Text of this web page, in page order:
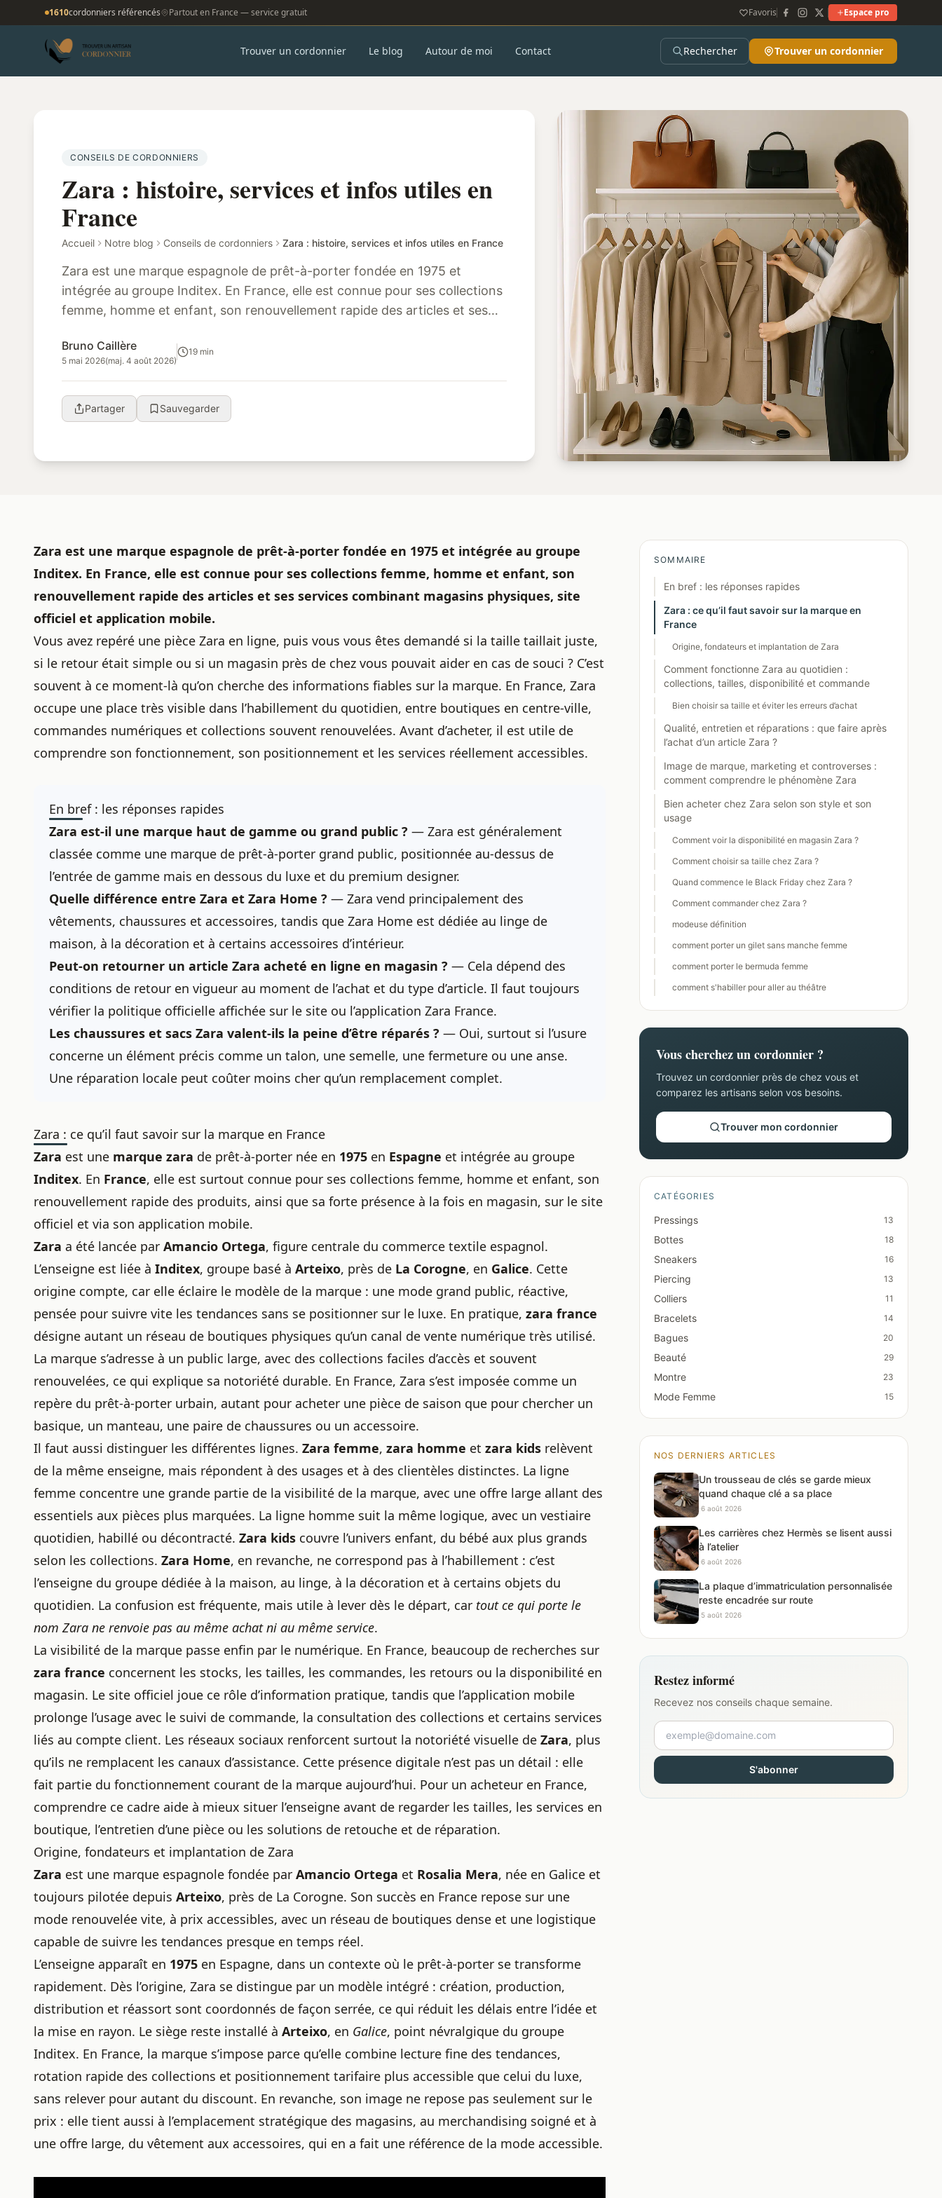
1610cordonniers référencés Partout en France — service gratuit Favoris Espace pro
Trouver un cordonnier Le blog Autour de moi Contact Rechercher Trouver un cordonnier
CONSEILS DE CORDONNIERS
Zara : histoire, services et infos utiles en
France
Accueil Notre blog Conseils de cordonniers Zara : histoire, services et infos utiles en France
Zara est une marque espagnole de prêt-à-porter fondée en 1975 et
intégrée au groupe Inditex. En France, elle est connue pour ses collections
femme, homme et enfant, son renouvellement rapide des articles et ses
Bruno Caillère
5 mai 2026(maj. 4 août 2026)
19 min
Partager Sauvegarder
Zara est une marque espagnole de prêt-à-porter fondée en 1975 et intégrée au groupe
Inditex. En France, elle est connue pour ses collections femme, homme et enfant, son
renouvellement rapide des articles et ses services combinant magasins physiques, site
officiel et application mobile.
Vous avez repéré une pièce Zara en ligne, puis vous vous êtes demandé si la taille taillait juste,
si le retour était simple ou si un magasin près de chez vous pouvait aider en cas de souci ? C’est
souvent à ce moment-là qu’on cherche des informations fiables sur la marque. En France, Zara
occupe une place très visible dans l’habillement du quotidien, entre boutiques en centre-ville,
commandes numériques et collections souvent renouvelées. Avant d’acheter, il est utile de
comprendre son fonctionnement, son positionnement et les services réellement accessibles.
En bref : les réponses rapides
Zara est-il une marque haut de gamme ou grand public ? — Zara est généralement
classée comme une marque de prêt-à-porter grand public, positionnée au-dessus de
l’entrée de gamme mais en dessous du luxe et du premium designer.
Quelle différence entre Zara et Zara Home ? — Zara vend principalement des
vêtements, chaussures et accessoires, tandis que Zara Home est dédiée au linge de
maison, à la décoration et à certains accessoires d’intérieur.
Peut-on retourner un article Zara acheté en ligne en magasin ? — Cela dépend des
conditions de retour en vigueur au moment de l’achat et du type d’article. Il faut toujours
vérifier la politique officielle affichée sur le site ou l’application Zara France.
Les chaussures et sacs Zara valent-ils la peine d’être réparés ? — Oui, surtout si l’usure
concerne un élément précis comme un talon, une semelle, une fermeture ou une anse.
Une réparation locale peut coûter moins cher qu’un remplacement complet.
Zara : ce qu’il faut savoir sur la marque en France
Zara est une marque zara de prêt-à-porter née en 1975 en Espagne et intégrée au groupe
Inditex. En France, elle est surtout connue pour ses collections femme, homme et enfant, son
renouvellement rapide des produits, ainsi que sa forte présence à la fois en magasin, sur le site
officiel et via son application mobile.
Zara a été lancée par Amancio Ortega, figure centrale du commerce textile espagnol.
L’enseigne est liée à Inditex, groupe basé à Arteixo, près de La Corogne, en Galice. Cette
origine compte, car elle éclaire le modèle de la marque : une mode grand public, réactive,
pensée pour suivre vite les tendances sans se positionner sur le luxe. En pratique, zara france
désigne autant un réseau de boutiques physiques qu’un canal de vente numérique très utilisé.
La marque s’adresse à un public large, avec des collections faciles d’accès et souvent
renouvelées, ce qui explique sa notoriété durable. En France, Zara s’est imposée comme un
repère du prêt-à-porter urbain, autant pour acheter une pièce de saison que pour chercher un
basique, un manteau, une paire de chaussures ou un accessoire.
Il faut aussi distinguer les différentes lignes. Zara femme, zara homme et zara kids relèvent
de la même enseigne, mais répondent à des usages et à des clientèles distinctes. La ligne
femme concentre une grande partie de la visibilité de la marque, avec une offre large allant des
essentiels aux pièces plus marquées. La ligne homme suit la même logique, avec un vestiaire
quotidien, habillé ou décontracté. Zara kids couvre l’univers enfant, du bébé aux plus grands
selon les collections. Zara Home, en revanche, ne correspond pas à l’habillement : c’est
l’enseigne du groupe dédiée à la maison, au linge, à la décoration et à certains objets du
quotidien. La confusion est fréquente, mais utile à lever dès le départ, car tout ce qui porte le
nom Zara ne renvoie pas au même achat ni au même service.
La visibilité de la marque passe enfin par le numérique. En France, beaucoup de recherches sur
zara france concernent les stocks, les tailles, les commandes, les retours ou la disponibilité en
magasin. Le site officiel joue ce rôle d’information pratique, tandis que l’application mobile
prolonge l’usage avec le suivi de commande, la consultation des collections et certains services
liés au compte client. Les réseaux sociaux renforcent surtout la notoriété visuelle de Zara, plus
qu’ils ne remplacent les canaux d’assistance. Cette présence digitale n’est pas un détail : elle
fait partie du fonctionnement courant de la marque aujourd’hui. Pour un acheteur en France,
comprendre ce cadre aide à mieux situer l’enseigne avant de regarder les tailles, les services en
boutique, l’entretien d’une pièce ou les solutions de retouche et de réparation.
Origine, fondateurs et implantation de Zara
Zara est une marque espagnole fondée par Amancio Ortega et Rosalia Mera, née en Galice et
toujours pilotée depuis Arteixo, près de La Corogne. Son succès en France repose sur une
mode renouvelée vite, à prix accessibles, avec un réseau de boutiques dense et une logistique
capable de suivre les tendances presque en temps réel.
L’enseigne apparaît en 1975 en Espagne, dans un contexte où le prêt-à-porter se transforme
rapidement. Dès l’origine, Zara se distingue par un modèle intégré : création, production,
distribution et réassort sont coordonnés de façon serrée, ce qui réduit les délais entre l’idée et
la mise en rayon. Le siège reste installé à Arteixo, en Galice, point névralgique du groupe
Inditex. En France, la marque s’impose parce qu’elle combine lecture fine des tendances,
rotation rapide des collections et positionnement tarifaire plus accessible que celui du luxe,
sans relever pour autant du discount. En revanche, son image ne repose pas seulement sur le
prix : elle tient aussi à l’emplacement stratégique des magasins, au merchandising soigné et à
une offre large, du vêtement aux accessoires, qui en a fait une référence de la mode accessible.
SOMMAIRE
En bref : les réponses rapides
Zara : ce qu’il faut savoir sur la marque en
France
Origine, fondateurs et implantation de Zara
Comment fonctionne Zara au quotidien :
collections, tailles, disponibilité et commande
Bien choisir sa taille et éviter les erreurs d’achat
Qualité, entretien et réparations : que faire après
l’achat d’un article Zara ?
Image de marque, marketing et controverses :
comment comprendre le phénomène Zara
Bien acheter chez Zara selon son style et son
usage
Comment voir la disponibilité en magasin Zara ?
Comment choisir sa taille chez Zara ?
Quand commence le Black Friday chez Zara ?
Comment commander chez Zara ?
modeuse définition
comment porter un gilet sans manche femme
comment porter le bermuda femme
comment s'habiller pour aller au théâtre
Vous cherchez un cordonnier ?
Trouvez un cordonnier près de chez vous et
comparez les artisans selon vos besoins.
Trouver mon cordonnier
CATÉGORIES
Pressings 13
Bottes 18
Sneakers 16
Piercing 13
Colliers 11
Bracelets 14
Bagues 20
Beauté 29
Montre 23
Mode Femme 15
NOS DERNIERS ARTICLES
Un trousseau de clés se garde mieux
quand chaque clé a sa place
·6 août 2026
Les carrières chez Hermès se lisent aussi
à l’atelier
·6 août 2026
La plaque d’immatriculation personnalisée
reste encadrée sur route
·5 août 2026
Restez informé
Recevez nos conseils chaque semaine.
S'abonner